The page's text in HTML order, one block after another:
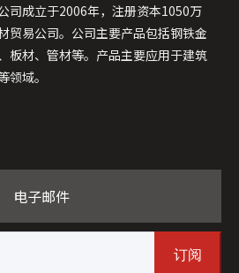
司成立于2006年，注册资本1050万
贸易公司。公司主要产品包括钢铁金
板材、管材等。产品主要应用于建筑
域。
电子邮件
订阅